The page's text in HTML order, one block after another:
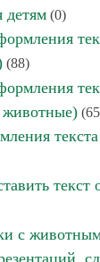
(0)
(88)
текст
с